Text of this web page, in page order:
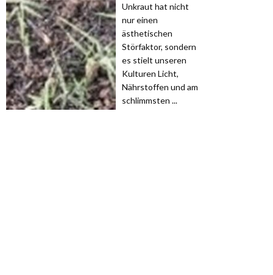
Unkraut hat nicht
nur einen
ästhetischen
Störfaktor, sondern
es stielt unseren
Kulturen Licht,
Nährstoffen und am
schlimmsten ...